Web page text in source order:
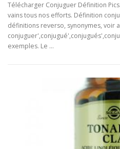
Télécharger Conjuguer Définition
vains tous nos efforts. Définition
définitions reverso, synonymes, voir
exemples. Le …